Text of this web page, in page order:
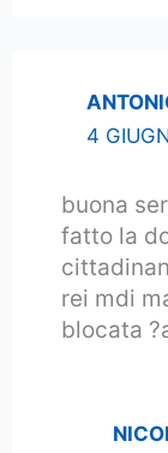
4
buona
fatto la
rei mdi
blocata